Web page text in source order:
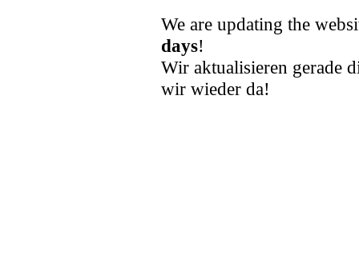
We are updating the
days!
Wir aktualisieren gerade
wir wieder da!